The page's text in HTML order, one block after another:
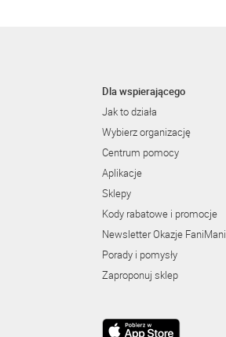
Dla wspierającego
Jak to działa
Wybierz organizację
Centrum pomocy
Aplikacje
Sklepy
Kody rabatowe i promocje
Newsletter Okazje FaniMani
Porady i pomysły
Zaproponuj sklep